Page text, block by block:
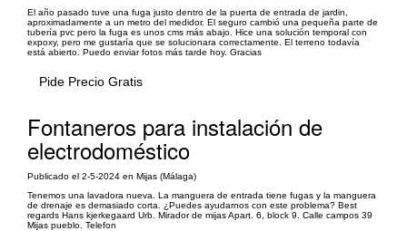
El año pasado tuve una fuga justo dentro de la puerta de entrada de jardin,
aproximadamente a un metro del medidor. El seguro cambió una pequeña parte de
tubería pvc pero la fuga es unos cms más abajo. Hice una solución temporal con
expoxy, pero me gustaría que se solucionara correctamente. El terreno todavía
está abierto. Puedo enviar fotos más tarde hoy. Gracias
Pide Precio Gratis
Fontaneros para instalación de
electrodoméstico
Publicado el 2-5-2024 en Mijas (Málaga)
Tenemos una lavadora nueva. La manguera de entrada tiene fugas y la manguera
de drenaje es demasiado corta. ¿Puedes ayudarnos con este problema? Best
regards Hans kjerkegaard Urb. Mirador de mijas Apart. 6, block 9. Calle campos 39
Mijas pueblo. Telefon